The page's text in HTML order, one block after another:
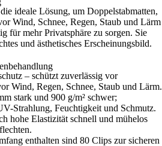
ideale Lösung, um Doppelstabmatten,
Wind, Schnee, Regen, Staub und Lärm
für mehr Privatsphäre zu sorgen. Sie
und ästhetisches Erscheinungsbild.
– schützt zuverlässig vor
Wind, Regen, Schnee, Staub und Lärm.
stark und 900 g/m² schwer;
Strahlung, Feuchtigkeit und Schmutz.
hohe Elastizität schnell und mühelos
enthalten sind 80 Clips zur sicheren